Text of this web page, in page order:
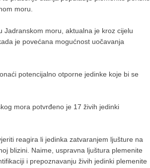
moru.
Jadranskom moru, aktualna je kroz cijelu
je povećana mogućnost uočavanja
potencijalno otporne jedinke koje bi se
mora potvrđeno je 17 živih jedinki
reagira li jedinka zatvaranjem ljušture na
blizini. Naime, uspravna ljuštura plemenite
i prepoznavanju živih jedinki plemenite